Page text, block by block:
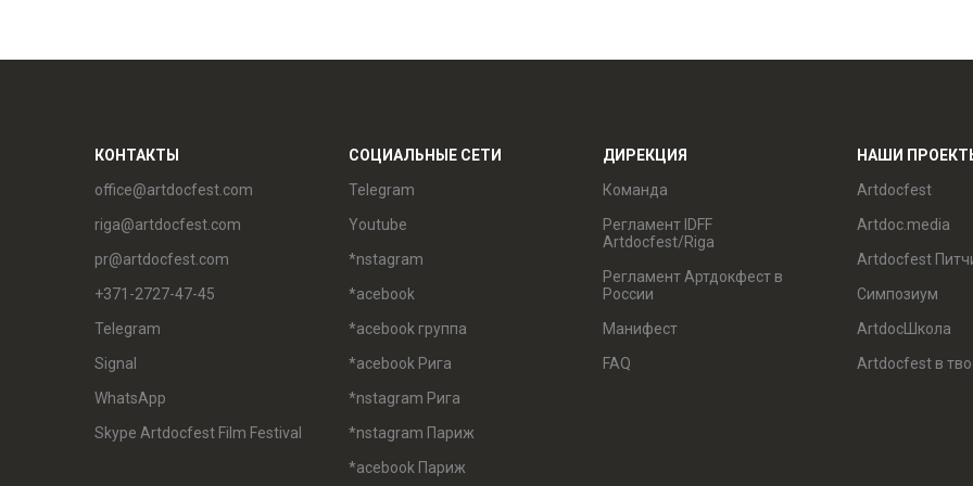
КОНТАКТЫ
office@artdocfest.com
riga@artdocfest.com
pr@artdocfest.com
+371-2727-47-45
Telegram
Signal
WhatsApp
Skype Artdocfest Film Festival
СОЦИАЛЬНЫЕ СЕТИ
Telegram
Youtube
*nstagram
*acebook
*acebook группа
*acebook Рига
*nstagram Рига
*nstagram Париж
*acebook Париж
ДИРЕКЦИЯ
Команда
Регламент IDFF
Artdocfest/Riga
Регламент Артдокфест в
России
Манифест
FAQ
НАШИ
Artdocfest
Artdoc.media
Artdocfest
Симпозиум
ArtdocШкола
Artdocfest в